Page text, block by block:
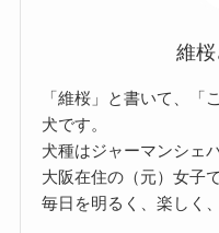
維
「維桜」と書いて、「
犬です。
犬種はジャーマンシェ
大阪在住の（元）女子で
毎日を明るく、楽しく